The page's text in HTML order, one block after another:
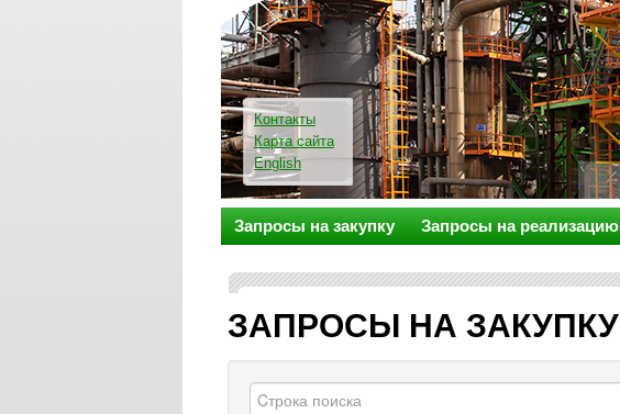
Контакты
Карта сайта
English
Запросы на закупку Запросы на реализацию
ЗАПРОСЫ НА ЗАКУПКУ